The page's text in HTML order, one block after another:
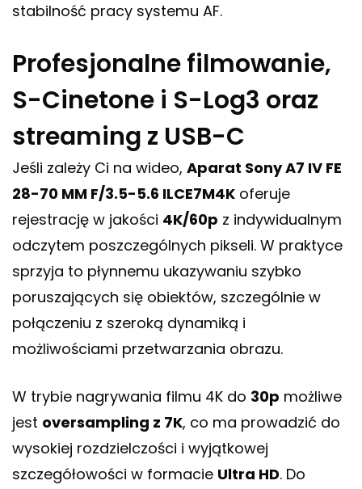
stabilność pracy systemu AF.
Profesjonalne filmowanie,
S-Cinetone i S-Log3 oraz
streaming z USB-C
Jeśli zależy Ci na wideo, Aparat Sony A7 IV FE
28-70 MM F/3.5-5.6 ILCE7M4K oferuje
rejestrację w jakości 4K/60p z indywidualnym
odczytem poszczególnych pikseli. W praktyce
sprzyja to płynnemu ukazywaniu szybko
poruszających się obiektów, szczególnie w
połączeniu z szeroką dynamiką i
możliwościami przetwarzania obrazu.
W trybie nagrywania filmu 4K do 30p możliwe
jest oversampling z 7K, co ma prowadzić do
wysokiej rozdzielczości i wyjątkowej
szczegółowości w formacie Ultra HD. Do